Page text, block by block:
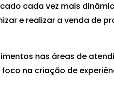
cada vez mais
e realizar a venda de
nas áreas de
na criação de